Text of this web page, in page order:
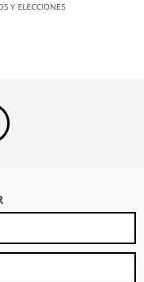
Y ELECCIONES